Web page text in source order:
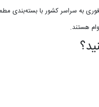
به سراسر کشور با بسته‌بندی
هستند.